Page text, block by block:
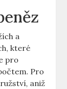
a
které
pro
Pro
aniž